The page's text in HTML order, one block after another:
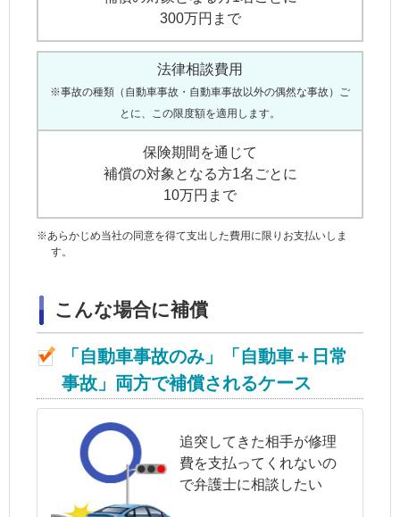
300万円まで
法律相談費用
※事故の種類（自動車事故・自動車事故以外の偶然な事故）ご
とに、この限度額を適用します。
保険期間を通じて
補償の対象となる方1名ごとに
10万円まで
※あらかじめ当社の同意を得て支出した費用に限りお支払いしま
す。
こんな場合に補償
「自動車事故のみ」「自動車＋日常
事故」両方で補償されるケース
追突してきた相手が修理
費を支払ってくれないの
で弁護士に相談したい